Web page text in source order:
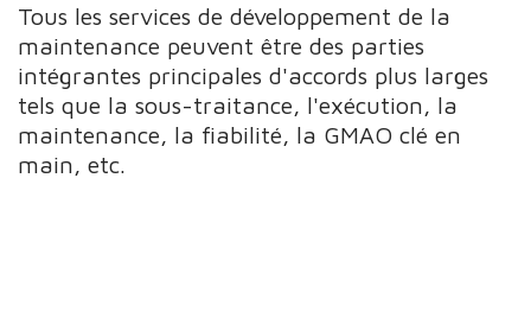
Tous les services de développement de la
maintenance peuvent être des parties
intégrantes principales d'accords plus larges
tels que la sous-traitance, l'exécution, la
maintenance, la fiabilité, la GMAO clé en
main, etc.